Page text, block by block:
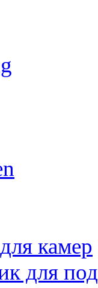
камер
для